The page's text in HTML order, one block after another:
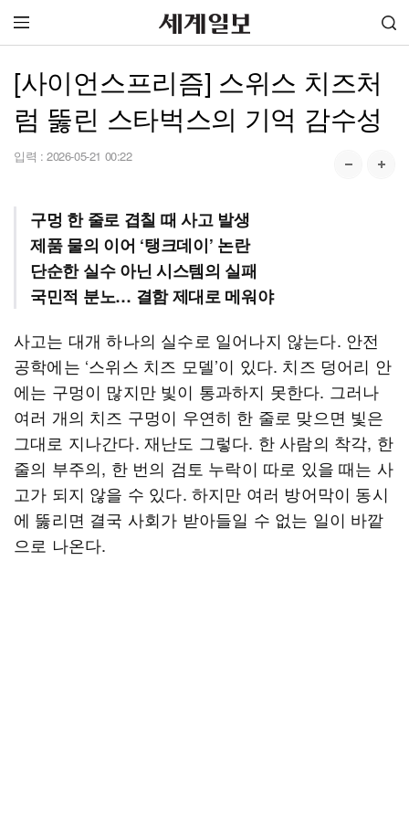
[사이언스프리즘] 스위스 치즈처
럼 뚫린 스타벅스의 기억 감수성
입력 : 2026-05-21 00:22
구멍 한 줄로 겹칠 때 사고 발생
제품 물의 이어 ‘탱크데이’ 논란
단순한 실수 아닌 시스템의 실패
국민적 분노… 결함 제대로 메워야
사고는 대개 하나의 실수로 일어나지 않는다. 안전
공학에는 ‘스위스 치즈 모델’이 있다. 치즈 덩어리 안
에는 구멍이 많지만 빛이 통과하지 못한다. 그러나
여러 개의 치즈 구멍이 우연히 한 줄로 맞으면 빛은
그대로 지나간다. 재난도 그렇다. 한 사람의 착각, 한
줄의 부주의, 한 번의 검토 누락이 따로 있을 때는 사
고가 되지 않을 수 있다. 하지만 여러 방어막이 동시
에 뚫리면 결국 사회가 받아들일 수 없는 일이 바깥
으로 나온다.